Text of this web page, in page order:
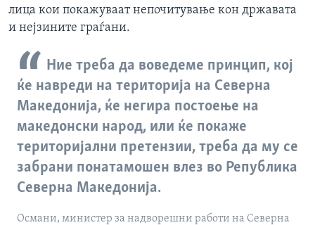
лица кои покажуваат непочитување кон државата
и нејзините граѓани.
Ние треба да воведеме принцип, кој
ќе навреди на територија на Северна
Македонија, ќе негира постоење на
македонски народ, или ќе покаже
територијални претензии, треба да му се
забрани понатамошен влез во Република
Северна Македонија.
Османи, министер за надворешни работи на Северна